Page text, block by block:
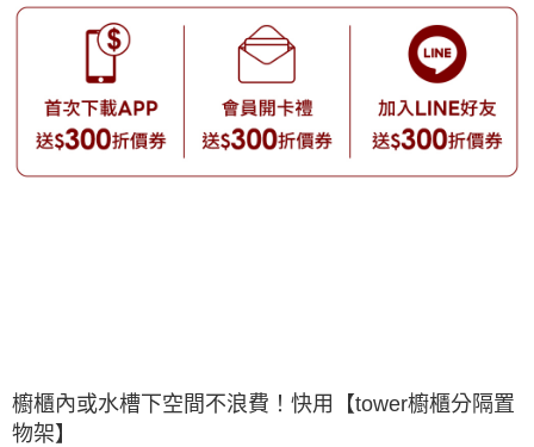
櫥櫃內或水槽下空間不浪費！快用【tower櫥櫃分隔置
物架】